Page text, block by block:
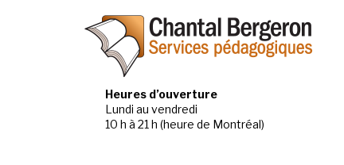
Heures d’ouverture
Lundi au vendredi
10 h à 21 h (heure de Montréal)